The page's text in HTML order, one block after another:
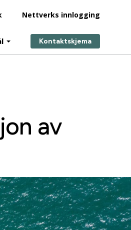
Nettverks innlogging
Kontaktskjema
av